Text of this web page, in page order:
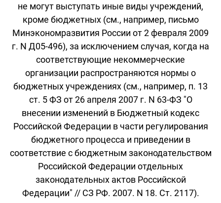
не могут выступать иные виды учреждений,
кроме бюджетных (см., например, письмо
Минэкономразвития России от 2 февраля 2009
г. N Д05-496), за исключением случая, когда на
соответствующие некоммерческие
организации распространяются нормы о
бюджетных учреждениях (см., например, п. 13
ст. 5 ФЗ от 26 апреля 2007 г. N 63-ФЗ "О
внесении изменений в Бюджетный кодекс
Российской Федерации в части регулирования
бюджетного процесса и приведении в
соответствие с бюджетным законодательством
Российской Федерации отдельных
законодательных актов Российской
Федерации" // СЗ РФ. 2007. N 18. Ст. 2117).